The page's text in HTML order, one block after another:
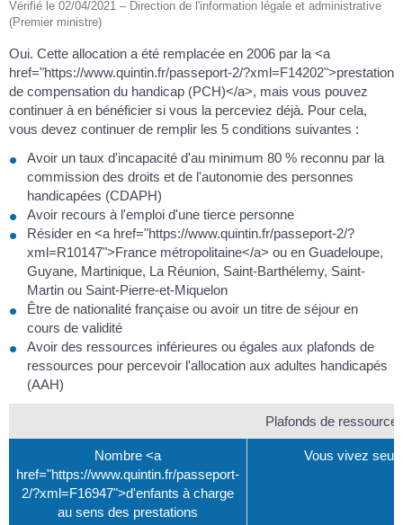
Vérifié le 02/04/2021 – Direction de l'information légale et administrative
(Premier ministre)
Oui. Cette allocation a été remplacée en 2006 par la <a
href="https://www.quintin.fr/passeport-2/?xml=F14202">prestation
de compensation du handicap (PCH)</a>, mais vous pouvez
continuer à en bénéficier si vous la perceviez déjà. Pour cela,
vous devez continuer de remplir les 5 conditions suivantes :
Avoir un taux d'incapacité d'au minimum 80 % reconnu par la
commission des droits et de l'autonomie des personnes
handicapées (CDAPH)
Avoir recours à l'emploi d'une tierce personne
Résider en <a href="https://www.quintin.fr/passeport-2/?
xml=R10147">France métropolitaine</a> ou en Guadeloupe,
Guyane, Martinique, La Réunion, Saint-Barthélemy, Saint-
Martin ou Saint-Pierre-et-Miquelon
Être de nationalité française ou avoir un titre de séjour en
cours de validité
Avoir des ressources inférieures ou égales aux plafonds de
ressources pour percevoir l'allocation aux adultes handicapés
(AAH)
Plafonds de
Nombre <a
href="https://www.quintin.fr/passeport-
2/?xml=F16947">d'enfants à charge
au sens des prestations
Vous vivez seul